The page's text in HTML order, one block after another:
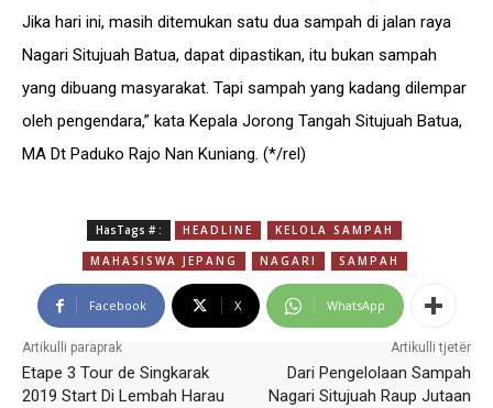
Jika hari ini, masih ditemukan satu dua sampah di jalan raya
Nagari Situjuah Batua, dapat dipastikan, itu bukan sampah
yang dibuang masyarakat. Tapi sampah yang kadang dilempar
oleh pengendara,” kata Kepala Jorong Tangah Situjuah Batua,
MA Dt Paduko Rajo Nan Kuniang. (*/rel)
HasTags # : HEADLINE
KELOLA SAMPAH
MAHASISWA JEPANG
NAGARI SAMPAH
Facebook X WhatsApp
Artikulli paraprak
Etape 3 Tour de Singkarak
2019 Start Di Lembah Harau
Artikulli tjetër
Dari Pengelolaan Sampah
Nagari Situjuah Raup Jutaan